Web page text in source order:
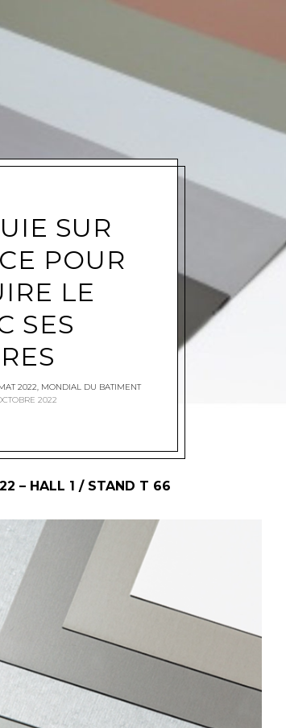
SUR
POUR
LE
SES
2022, MONDIAL DU BATIMENT
2022
– HALL 1 / STAND T 66